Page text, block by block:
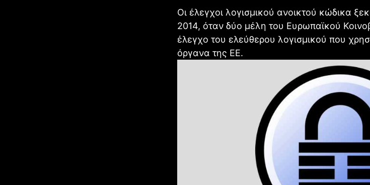
Οι έλεγχοι λογισμικού ανοικτού κώδικα
2014, όταν δύο μέλη του Ευρωπαϊκού
έλεγχο του ελεύθερου λογισμικού που
όργανα της ΕΕ.